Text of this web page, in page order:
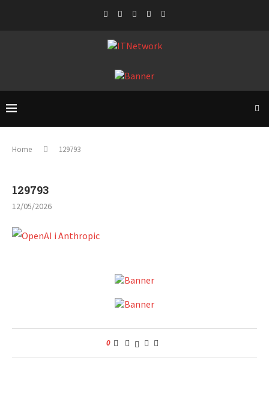
Home 129793
129793
12/05/2026
0